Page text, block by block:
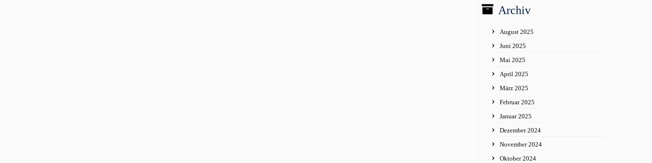
Archiv
August 2025
Juni 2025
Mai 2025
April 2025
März 2025
Februar 2025
Januar 2025
Dezember 2024
November 2024
Oktober 2024